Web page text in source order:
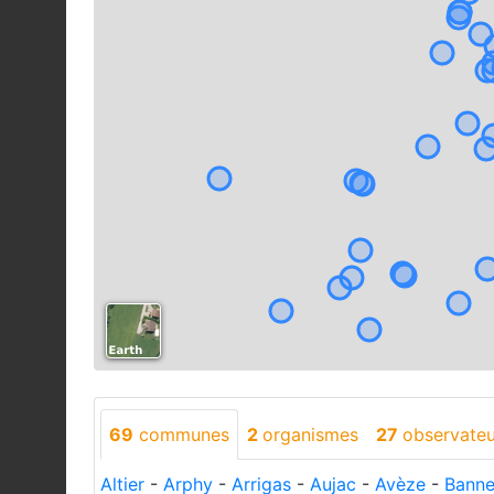
69 communes 2 organismes 27
Altier - Arphy - Arrigas - Aujac - Avèze - Banne